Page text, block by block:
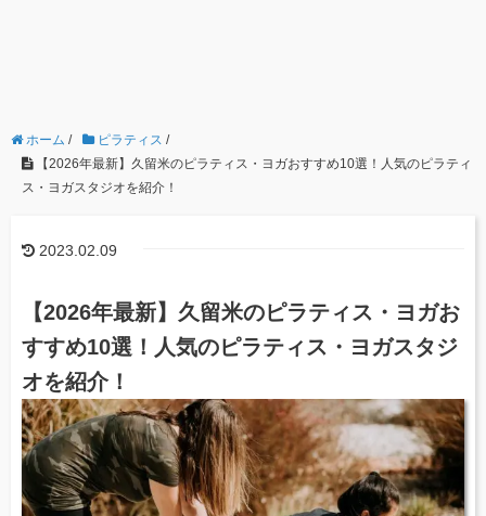
ホーム / ピラティス /
【2026年最新】久留米のピラティス・ヨガおすすめ10選！人気のピラティ
ス・ヨガスタジオを紹介！
2023.02.09
【2026年最新】久留米のピラティス・ヨガお
すすめ10選！人気のピラティス・ヨガスタジ
オを紹介！